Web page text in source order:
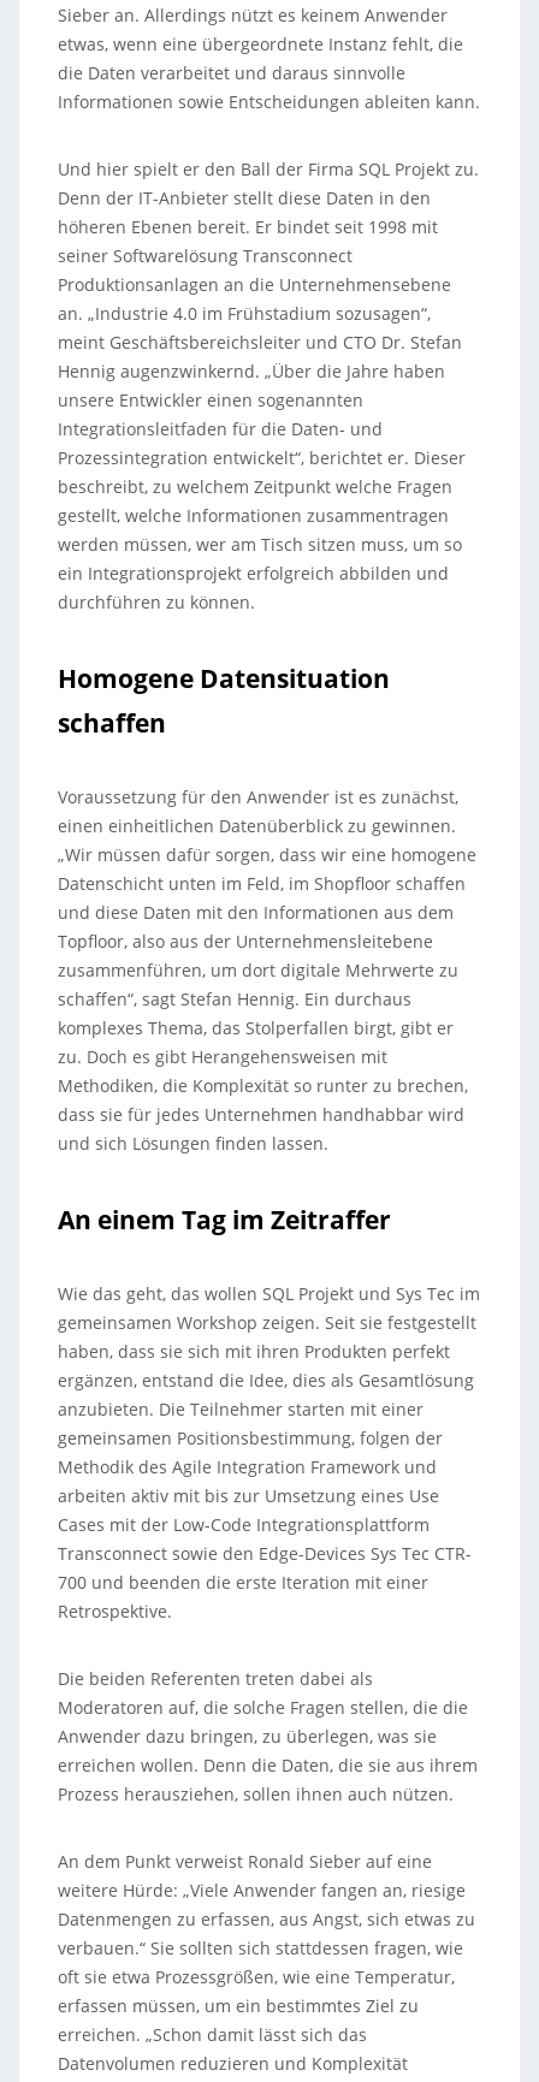
Sieber an. Allerdings nützt es keinem Anwender
etwas, wenn eine übergeordnete Instanz fehlt, die
die Daten verarbeitet und daraus sinnvolle
Informationen sowie Entscheidungen ableiten kann.
Und hier spielt er den Ball der Firma SQL Projekt zu.
Denn der IT-Anbieter stellt diese Daten in den
höheren Ebenen bereit. Er bindet seit 1998 mit
seiner Softwarelösung Transconnect
Produktionsanlagen an die Unternehmensebene
an. „Industrie 4.0 im Frühstadium sozusagen“,
meint Geschäftsbereichsleiter und CTO Dr. Stefan
Hennig augenzwinkernd. „Über die Jahre haben
unsere Entwickler einen sogenannten
Integrationsleitfaden für die Daten- und
Prozessintegration entwickelt“, berichtet er. Dieser
beschreibt, zu welchem Zeitpunkt welche Fragen
gestellt, welche Informationen zusammentragen
werden müssen, wer am Tisch sitzen muss, um so
ein Integrationsprojekt erfolgreich abbilden und
durchführen zu können.
Homogene Datensituation
schaffen
Voraussetzung für den Anwender ist es zunächst,
einen einheitlichen Datenüberblick zu gewinnen.
„Wir müssen dafür sorgen, dass wir eine homogene
Datenschicht unten im Feld, im Shopfloor schaffen
und diese Daten mit den Informationen aus dem
Topfloor, also aus der Unternehmensleitebene
zusammenführen, um dort digitale Mehrwerte zu
schaffen“, sagt Stefan Hennig. Ein durchaus
komplexes Thema, das Stolperfallen birgt, gibt er
zu. Doch es gibt Herangehensweisen mit
Methodiken, die Komplexität so runter zu brechen,
dass sie für jedes Unternehmen handhabbar wird
und sich Lösungen finden lassen.
An einem Tag im Zeitraffer
Wie das geht, das wollen SQL Projekt und Sys Tec im
gemeinsamen Workshop zeigen. Seit sie festgestellt
haben, dass sie sich mit ihren Produkten perfekt
ergänzen, entstand die Idee, dies als Gesamtlösung
anzubieten. Die Teilnehmer starten mit einer
gemeinsamen Positionsbestimmung, folgen der
Methodik des Agile Integration Framework und
arbeiten aktiv mit bis zur Umsetzung eines Use
Cases mit der Low-Code Integrationsplattform
Transconnect sowie den Edge-Devices Sys Tec CTR-
700 und beenden die erste Iteration mit einer
Retrospektive.
Die beiden Referenten treten dabei als
Moderatoren auf, die solche Fragen stellen, die die
Anwender dazu bringen, zu überlegen, was sie
erreichen wollen. Denn die Daten, die sie aus ihrem
Prozess herausziehen, sollen ihnen auch nützen.
An dem Punkt verweist Ronald Sieber auf eine
weitere Hürde: „Viele Anwender fangen an, riesige
Datenmengen zu erfassen, aus Angst, sich etwas zu
verbauen.“ Sie sollten sich stattdessen fragen, wie
oft sie etwa Prozessgrößen, wie eine Temperatur,
erfassen müssen, um ein bestimmtes Ziel zu
erreichen. „Schon damit lässt sich das
Datenvolumen reduzieren und Komplexität